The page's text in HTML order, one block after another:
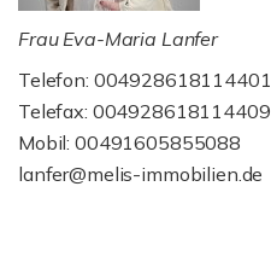
Frau Eva-Maria Lanfer
Telefon: 004928618114401
Telefax: 004928618114409
Mobil: 00491605855088
lanfer@melis-immobilien.de